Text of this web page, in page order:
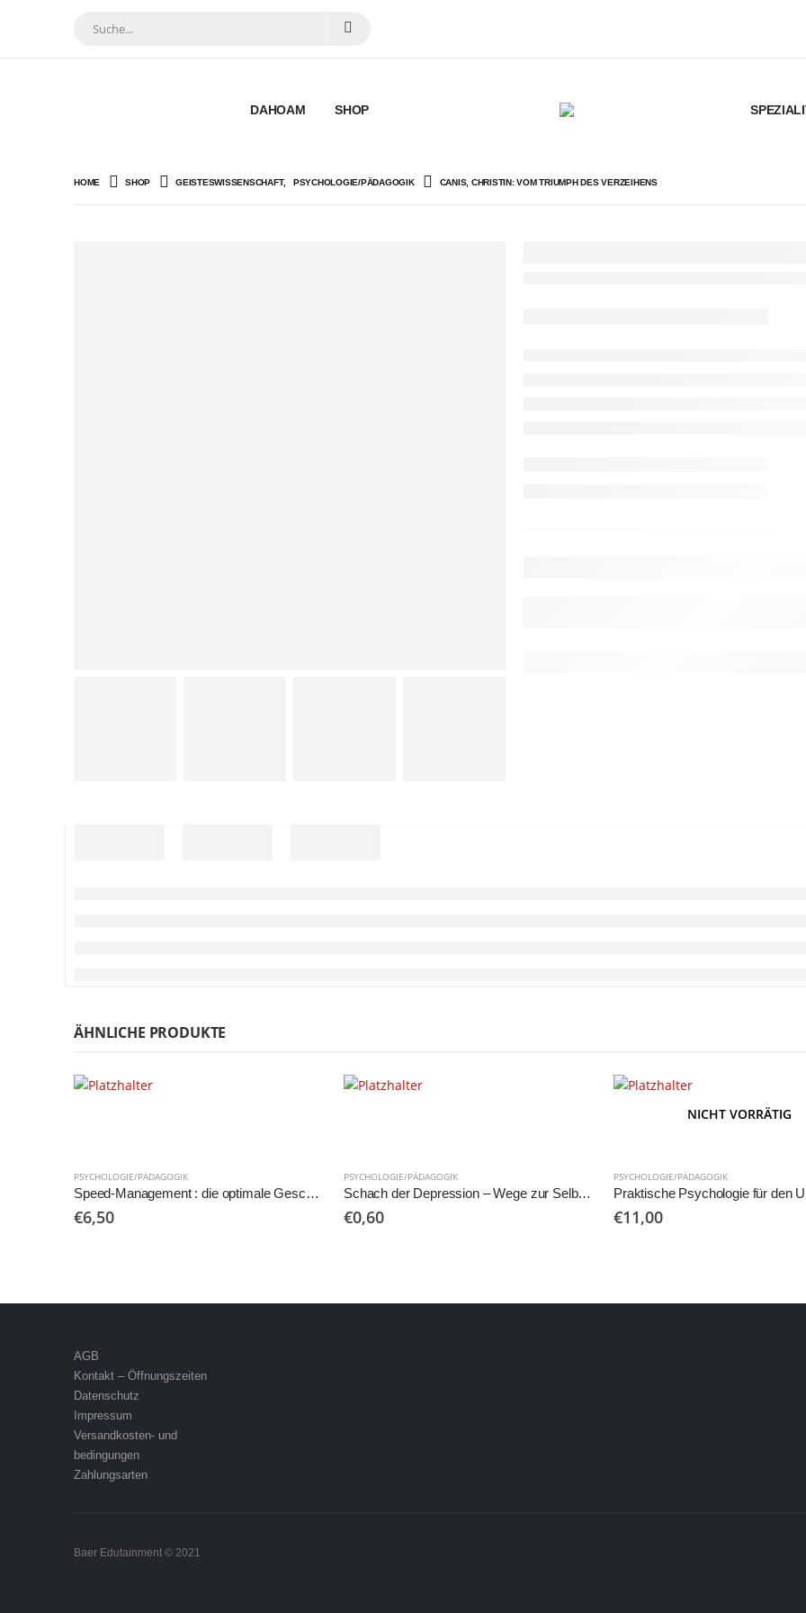
DAHOAM SHOP
HOME SHOP GEISTESWISSENSCHAFT, PSYCHOLOGIE/PÄDAGOGIK CANIS, CHRISTIN: VOM TRIUMPH DES VERZEIHENS
ÄHNLICHE PRODUKTE
PSYCHOLOGIE/PÄDAGOGIK
Speed-Management : die optimale Geschwindigkeit finden , das Leben gelassen und effektiv gestalten. 1. Aufl.
€6,50
PSYCHOLOGIE/PÄDAGOGIK
Schach der Depression – Wege zur Selbsthilfe.
€0,60
NICHT VORRÄTIG
PSYCHOLOGIE/PÄDAGOGIK
€11,00
AGB
Kontakt – Öffnungszeiten
Datenschutz
Impressum
Versandkosten- und
bedingungen
Zahlungsarten
Baer Edutainment © 2021